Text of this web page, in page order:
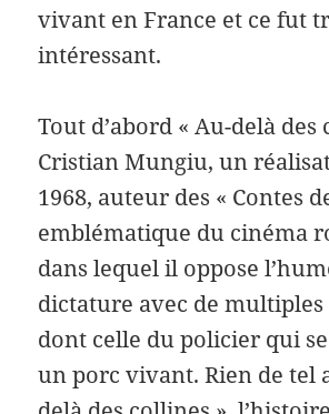
vivant en France et ce fut
intéressant.
Tout d’abord « Au-delà des
Cristian Mungiu, un
1968, auteur des « Contes
emblématique du cinéma
dans lequel il oppose
dictature avec de multiples
dont celle du policier qui
un porc vivant. Rien de tel